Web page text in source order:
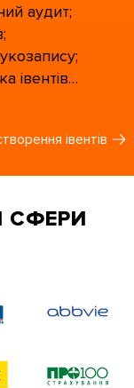
аудит;
івентів…
івентів
СФЕРИ